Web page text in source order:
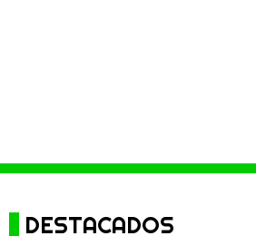
DESTACADOS